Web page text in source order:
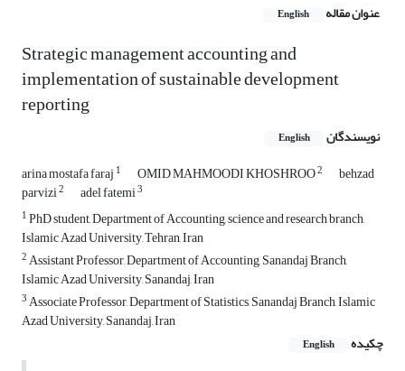
عنوان مقاله English
Strategic management accounting and
implementation of sustainable development
reporting
نویسندگان English
arina mostafa faraj 1 OMID MAHMOODI KHOSHROO2 behzad
parvizi2 adel fatemi3
1PhD student, Department of Accounting, science and research branch,
Islamic Azad University, Tehran, Iran
2Assistant Professor, Department of Accounting, Sanandaj Branch,
Islamic Azad University, Sanandaj, Iran
3Associate Professor, Department of Statistics, Sanandaj Branch, Islamic
Azad University, Sanandaj, Iran
چکیده
English